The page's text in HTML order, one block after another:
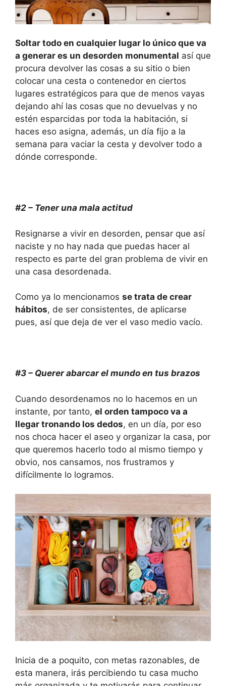
Soltar todo en cualquier lugar lo único que va
a generar es un desorden monumental así que
procura devolver las cosas a su sitio o bien
colocar una cesta o contenedor en ciertos
lugares estratégicos para que de menos vayas
dejando ahí las cosas que no devuelvas y no
estén esparcidas por toda la habitación, si
haces eso asigna, además, un día fijo a la
semana para vaciar la cesta y devolver todo a
dónde corresponde.
#2 – Tener una mala actitud
Resignarse a vivir en desorden, pensar que así
naciste y no hay nada que puedas hacer al
respecto es parte del gran problema de vivir en
una casa desordenada.
Como ya lo mencionamos se trata de crear
hábitos, de ser consistentes, de aplicarse
pues, así que deja de ver el vaso medio vacío.
#3 – Querer abarcar el mundo en tus brazos
Cuando desordenamos no lo hacemos en un
instante, por tanto, el orden tampoco va a
llegar tronando los dedos, en un día, por eso
nos choca hacer el aseo y organizar la casa, por
que queremos hacerlo todo al mismo tiempo y
obvio, nos cansamos, nos frustramos y
difícilmente lo logramos.
Inicia de a poquito, con metas razonables, de
esta manera, irás percibiendo tu casa mucho